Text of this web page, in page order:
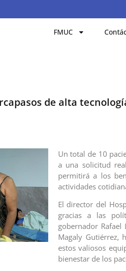
FMUC
de alta
Un total de 10
a una solicitud
permitirá a los
actividades
El director del
gracias a las
gobernador
Magaly Gutiérrez,
estos valiosos
bienestar de los